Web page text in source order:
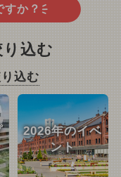
すか？
込む
込む
2026年のイベ
ント